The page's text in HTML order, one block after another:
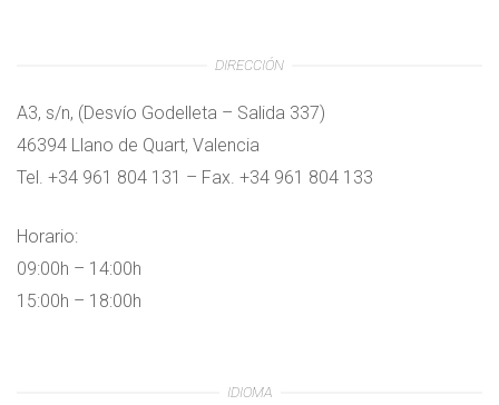
DIRECCIÓN
A3, s/n, (Desvío Godelleta – Salida 337)
46394 Llano de Quart, Valencia
Tel. +34 961 804 131 – Fax. +34 961 804 133
Horario:
09:00h – 14:00h
15:00h – 18:00h
IDIOMA